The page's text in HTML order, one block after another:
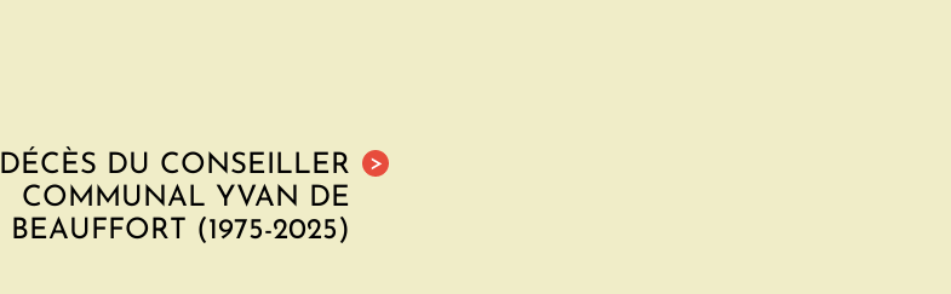
>
DÉCÈS DU CONSEILLER
COMMUNAL YVAN DE
BEAUFFORT (1975-2025)